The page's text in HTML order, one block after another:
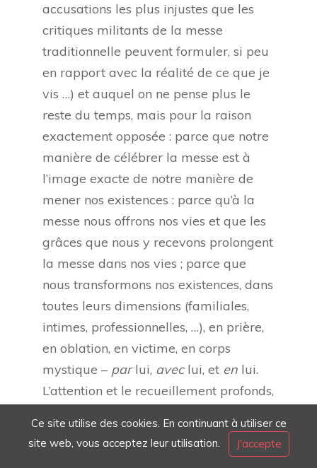
accusations les plus injustes que les
critiques militants de la messe
traditionnelle peuvent formuler, si peu
en rapport avec la réalité de ce que je
vis …) et auquel on ne pense plus le
reste du temps, mais pour la raison
exactement opposée : parce que notre
manière de célébrer la messe est à
l’image exacte de notre manière de
mener nos existences : parce qu’à la
messe nous offrons nos vies et que les
grâces que nous y recevons prolongent
la messe dans nos vies ; parce que
nous transformons nos existences, dans
toutes leurs dimensions (familiales,
intimes, professionnelles, …), en prière,
en oblation, en victime, en corps
mystique – parlui, aveclui, et en lui.
L’attention et le recueillement profonds,
gravité solennelle des gestes, le silence
dans lequel nous nous enfonçons lors
Ce site utilise des cookies. En continuant à utiliser ce
site web, vous acceptez leur utilisation.
J'accepte